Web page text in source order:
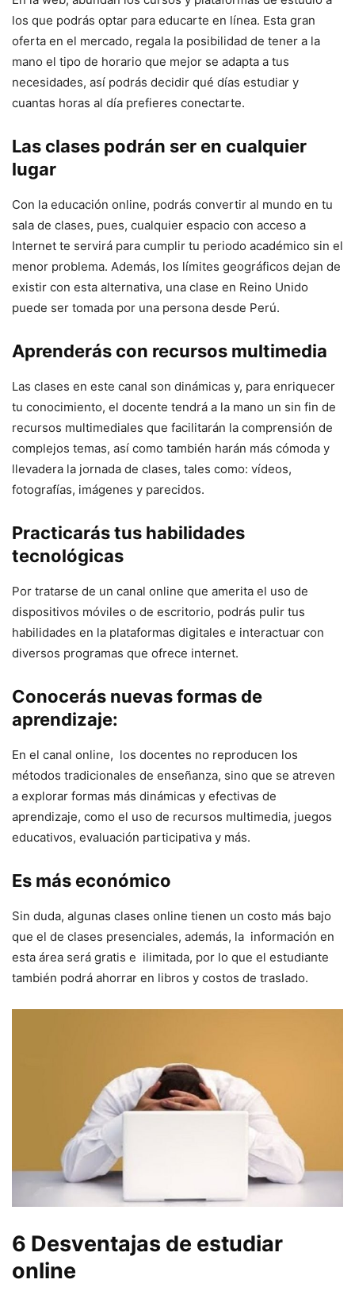
los que podrás optar para educarte en línea. Esta gran
oferta en el mercado, regala la posibilidad de tener a la
mano el tipo de horario que mejor se adapta a tus
necesidades, así podrás decidir qué días estudiar y
cuantas horas al día prefieres conectarte.
Las clases podrán ser en cualquier
lugar
Con la educación online, podrás convertir al mundo en tu
sala de clases, pues, cualquier espacio con acceso a
Internet te servirá para cumplir tu periodo académico sin el
menor problema. Además, los límites geográficos dejan de
existir con esta alternativa, una clase en Reino Unido
puede ser tomada por una persona desde Perú.
Aprenderás con recursos multimedia
Las clases en este canal son dinámicas y, para enriquecer
tu conocimiento, el docente tendrá a la mano un sin fin de
recursos multimediales que facilitarán la comprensión de
complejos temas, así como también harán más cómoda y
llevadera la jornada de clases, tales como: vídeos,
fotografías, imágenes y parecidos.
Practicarás tus habilidades
tecnológicas
Por tratarse de un canal online que amerita el uso de
dispositivos móviles o de escritorio, podrás pulir tus
habilidades en la plataformas digitales e interactuar con
diversos programas que ofrece internet.
Conocerás nuevas formas de
aprendizaje:
En el canal online, los docentes no reproducen los
métodos tradicionales de enseñanza, sino que se atreven
a explorar formas más dinámicas y efectivas de
aprendizaje, como el uso de recursos multimedia, juegos
educativos, evaluación participativa y más.
Es más económico
Sin duda, algunas clases online tienen un costo más bajo
que el de clases presenciales, además, la información en
esta área será gratis e ilimitada, por lo que el estudiante
también podrá ahorrar en libros y costos de traslado.
6 Desventajas de estudiar
online